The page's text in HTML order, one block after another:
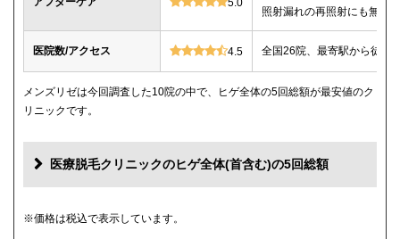
照射漏れの再照射にも無料
医院数/アクセス 4.5 全国26院、最寄駅から徒歩
メンズリゼは今回調査した10院の中で、ヒゲ全体の5回総額が最安値のク
リニックです。
医療脱毛クリニックのヒゲ全体(首含む)の5回総額
クリニック
※価格は税込で表示しています。